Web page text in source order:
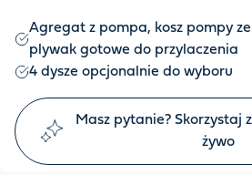
Agregat z pompa, kosz pompy
plywak gotowe do przylaczenia
4 dysze opcjonalnie do wyboru
Masz pytanie? Skorzystaj
żywo